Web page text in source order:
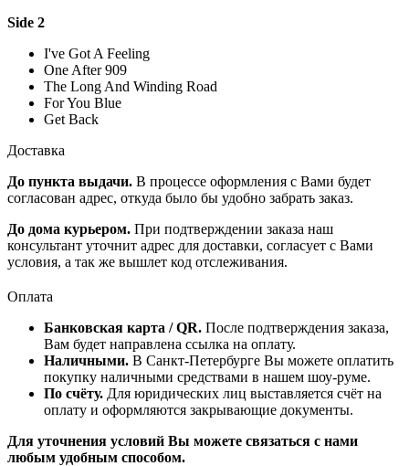
Side 2
I've Got A Feeling
One After 909
The Long And Winding Road
For You Blue
Get Back
Доставка
До пункта выдачи. В процессе оформления с Вами будет
согласован адрес, откуда было бы удобно забрать заказ.
До дома курьером. При подтверждении заказа наш
консультант уточнит адрес для доставки, согласует с Вами
условия, а так же вышлет код отслеживания.
Оплата
Банковская карта / QR. После подтверждения заказа,
Вам будет направлена ссылка на оплату.
Наличными. В Санкт-Петербурге Вы можете оплатить
покупку наличными средствами в нашем шоу-руме.
По счёту. Для юридических лиц выставляется счёт на
оплату и оформляются закрывающие документы.
Для уточнения условий Вы можете связаться с нами
любым удобным способом.